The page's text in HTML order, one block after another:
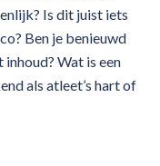
Is dit juist iets
Ben je benieuwd
Wat is een
als atleet’s hart of